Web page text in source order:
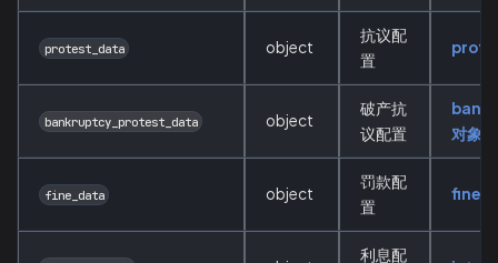
protest_data object
抗议配
置
bankruptcy_protest_data object
破产抗
议配置
对象
fine_data object
罚款配
置
利息配